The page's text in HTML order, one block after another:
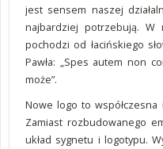
jest sensem naszej
najbardziej potrzebują.
pochodzi od łacińskiego
Pawła: „Spes autem non
może”.
Nowe logo to
Zamiast rozbudowanego
układ sygnetu i logotypu.